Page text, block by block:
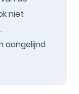
niet
aangelijnd